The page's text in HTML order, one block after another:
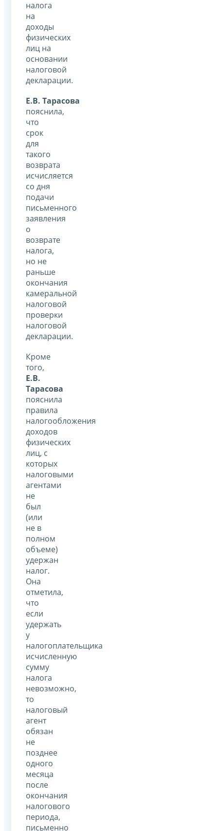
налога
на
доходы
физических
лиц на
основании
налоговой
декларации.
Е.В. Тарасова
пояснила,
что
срок
для
такого
возврата
исчисляется
со дня
подачи
письменного
заявления
о
возврате
налога,
но не
раньше
окончания
камеральной
налоговой
проверки
налоговой
декларации.
Кроме
того,
Е.В.
Тарасова
пояснила
правила
налогообложения
доходов
физических
лиц, с
которых
налоговыми
агентами
не
был
(или
не в
полном
объеме)
удержан
налог.
Она
отметила,
что
если
удержать
у
налогоплательщика
исчисленную
сумму
налога
невозможно,
то
налоговый
агент
обязан
не
позднее
одного
месяца
после
окончания
налогового
периода,
письменно